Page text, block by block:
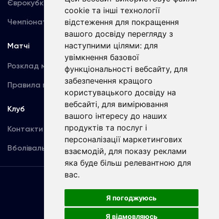
cookie та інші технології
відстеження для покращення
вашого досвіду перегляду з
наступними цілями: для
увімкнення базової
функціональності вебсайту, для
забезпечення кращого
користувацького досвіду на
вебсайті, для вимірювання
вашого інтересу до наших
продуктів та послуг і
персоналізації маркетингових
взаємодій, для показу реклами
яка буде більш релевантною для
вас.
Я погоджуюсь
Я відмовляюсь
Єврокубки
Чемпіонат України
Фотогалерея
Акредитація
Матчі
Розклад матчів
Правила поведінки
Команда
Перша команда
U19
Клуб
Контакти
Вболівальникам
Угода
користувача